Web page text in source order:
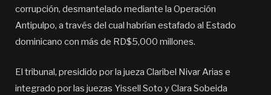
corrupción, desmantelado mediante la Operación
Antipulpo, a través del cual habrían estafado al Estado
dominicano con más de RD$5,000 millones.
El tribunal, presidido por la jueza Claribel Nivar Arias e
integrado por las juezas Yissell Soto y Clara Sobeida